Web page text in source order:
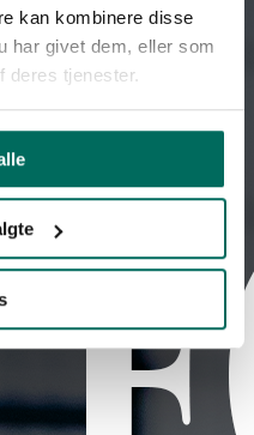
kan kombinere disse
har givet dem, eller som
deres tjenester.